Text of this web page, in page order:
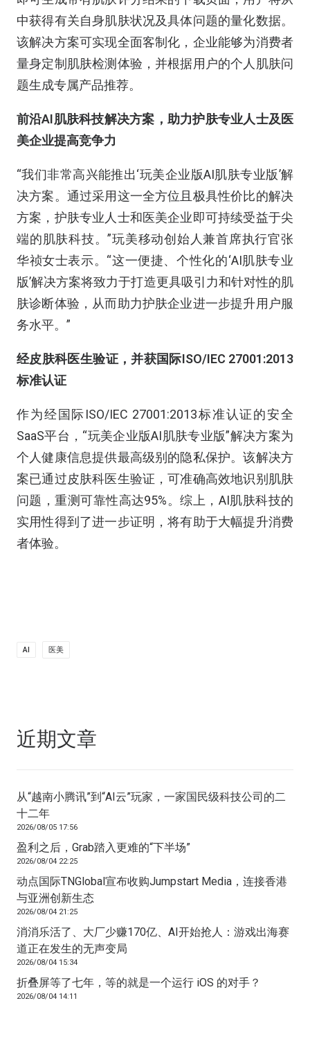
中获得有关自身肌肤状况及具体问题的量化数据。
该解决方案可实现全面客制化，企业能够为消费者
量身定制肌肤检测体验，并根据用户的个人肌肤问
题生成专属产品推荐。
前沿AI肌肤科技解决方案，助力护肤专业人士及医
美企业提高竞争力
“我们非常高兴能推出‘玩美企业版AI肌肤专业版’解
决方案。通过采用这一全方位且极具性价比的解决
方案，护肤专业人士和医美企业即可持续受益于尖
端的肌肤科技。”玩美移动创始人兼首席执行官张
华祯女士表示。“这一便捷、个性化的‘AI肌肤专业
版’解决方案将致力于打造更具吸引力和针对性的肌
肤诊断体验，从而助力护肤企业进一步提升用户服
务水平。”
经皮肤科医生验证，并获国际ISO/IEC 27001:2013
标准认证
作为经国际ISO/IEC 27001:2013标准认证的安全
SaaS平台，“玩美企业版AI肌肤专业版”解决方案为
个人健康信息提供最高级别的隐私保护。该解决方
案已通过皮肤科医生验证，可准确高效地识别肌肤
问题，重测可靠性高达95%。综上，AI肌肤科技的
实用性得到了进一步证明，将有助于大幅提升消费
者体验。
AI 医美
近期文章
从“越南小腾讯”到“AI云”玩家，一家国民级科技公司的二
十二年
2026/08/05 17:56
盈利之后，Grab踏入更难的“下半场”
2026/08/04 22:25
动点国际TNGlobal宣布收购Jumpstart Media，连接香港
与亚洲创新生态
2026/08/04 21:25
消消乐活了、大厂少赚170亿、AI开始抢人：游戏出海赛
道正在发生的无声变局
2026/08/04 15:34
折叠屏等了七年，等的就是一个运行 iOS 的对手？
2026/08/04 14:11